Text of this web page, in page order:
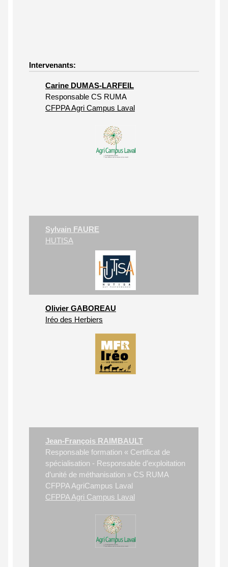
Intervenants:
Carine DUMAS-LARFEIL
Responsable CS RUMA
CFPPA Agri Campus Laval
Sylvain FAURE
HUTISA
Olivier GABOREAU
Iréo des Herbiers
Jean-François RAIMBAULT
Responsable formation « Certificat de
spécialisation - Responsable d’exploitation
d’unité de méthanisation » CS RUMA
CFPPA AgriCampus Laval
CFPPA Agri Campus Laval